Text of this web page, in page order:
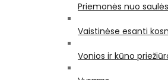
Priemonės nuo saulės
Vaistinėse esanti
Vonios ir kūno